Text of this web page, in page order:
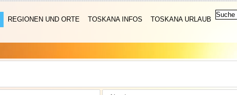
REGIONEN UND ORTE TOSKANA INFOS TOSKANA URLAUB